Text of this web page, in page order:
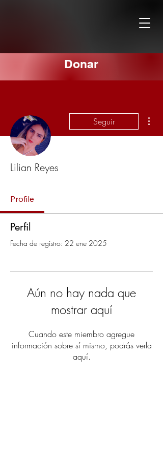
Donar
Seguir
Lilian Reyes
Profile
Perfil
Fecha de registro: 22 ene 2025
Aún no hay nada que
mostrar aquí
Cuando este miembro agregue
información sobre sí mismo, podrás verla
aquí.